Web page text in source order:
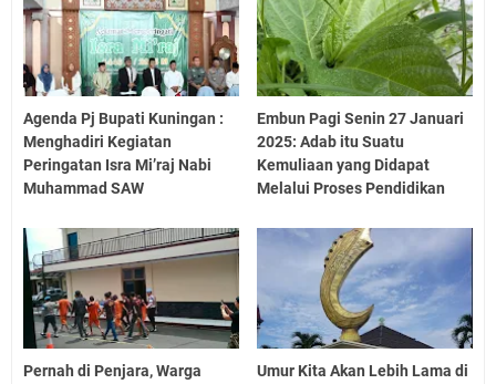
Agenda Pj Bupati Kuningan :
Menghadiri Kegiatan
Peringatan Isra Mi’raj Nabi
Muhammad SAW
Embun Pagi Senin 27 Januari
2025: Adab itu Suatu
Kemuliaan yang Didapat
Melalui Proses Pendidikan
Pernah di Penjara, Warga
Umur Kita Akan Lebih Lama di